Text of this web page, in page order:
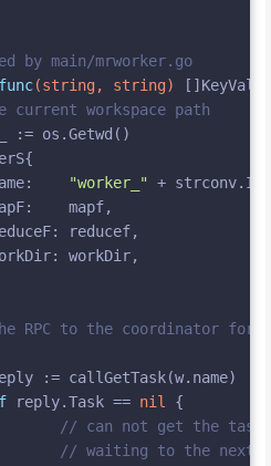
by main/mrworker.go
func(string, string)
workspace path
:= os.Getwd()
name:
"worker_"
+
mapF:    mapf,
reduceF: reducef,
workDir: workDir,
RPC to the coordinator for
reply := callGetTask(w.name)
reply.Task == nil {
// can not get the
// waiting to the next